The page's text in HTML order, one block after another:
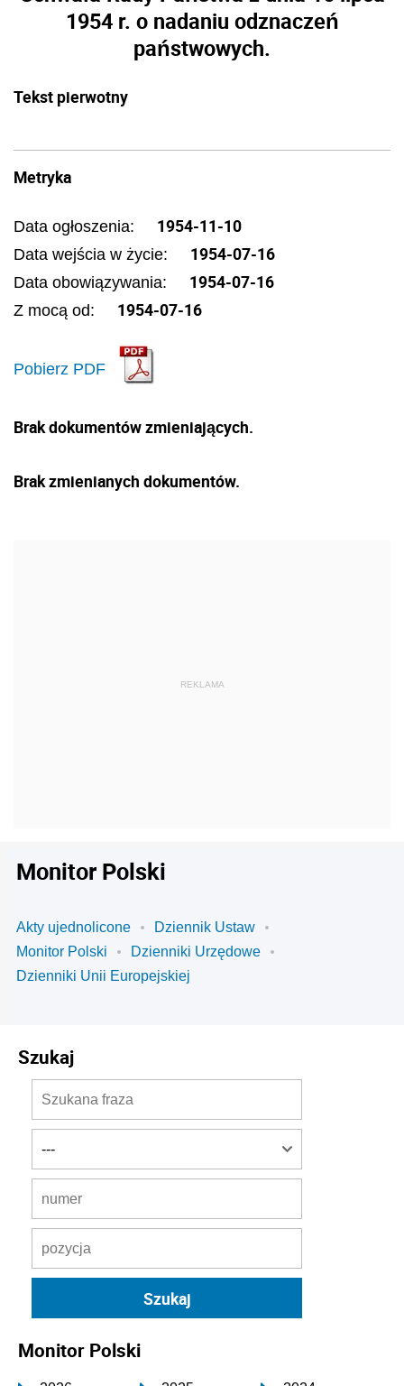
1954 r. o nadaniu odznaczeń
państwowych.
Tekst pierwotny
Metryka
Data ogłoszenia: 1954-11-10
Data wejścia w życie: 1954-07-16
Data obowiązywania: 1954-07-16
Z mocą od: 1954-07-16
Pobierz PDF
Brak dokumentów zmieniających.
Brak zmienianych dokumentów.
Monitor Polski
Akty ujednolicone
Dziennik Ustaw
Monitor Polski
Dzienniki Urzędowe
Dzienniki Unii Europejskiej
Szukaj
Monitor Polski